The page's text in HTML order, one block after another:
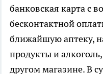
банковская карта с
бесконтактной
ближайшую аптеку,
продукты и
другом магазине. В